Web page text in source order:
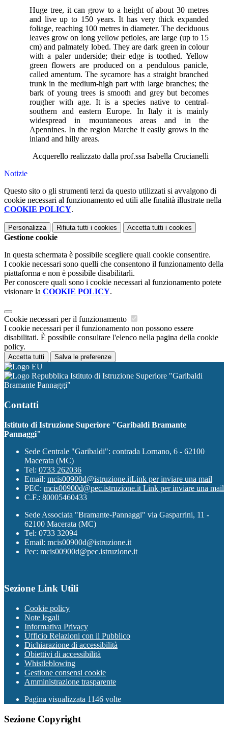
Huge tree, it can grow to a height of about 30 metres
and live up to 150 years. It has very thick expanded
foliage, reaching 100 metres in diameter. The deciduous
leaves grow on long yellow petioles, are large (up to 15
cm) and palmately lobed. They are dark green in colour
with a paler underside; their edge is toothed. Yellow
green flowers are produced on a pendulous panicle,
called amentum. The sycamore has a straight branched
trunk in the medium-high part with large branches; the
bark of young trees is smooth and grey but becomes
rougher with age. It is a species native to central-
southern and eastern Europe. In Italy it is mainly
widespread in mountaneous areas and in the
Apennines. In the region Marche it easily grows in the
inland and hilly areas.
Acquerello realizzato dalla prof.ssa Isabella Crucianelli
Notizie
Questo sito o gli strumenti terzi da questo utilizzati si avvalgono di
cookie necessari al funzionamento ed utili alle finalità illustrate nella
COOKIE POLICY.
Personalizza Rifiuta tutti i cookies Accetta tutti i cookies
Gestione cookie
In questa schermata è possibile scegliere quali cookie consentire.
I cookie necessari sono quelli che consentono il funzionamento della
piattaforma e non è possibile disabilitarli.
Per conoscere quali sono i cookie necessari al funzionamento potete
visionare la COOKIE POLICY.
Cookie necessari per il funzionamento
I cookie necessari per il funzionamento non possono essere
disabilitati. È possibile consultare l'elenco nella pagina della cookie
policy.
Accetta tutti Salva le preferenze
Istituto di Istruzione Superiore "Garibaldi
Bramante Pannaggi"
Contatti
Istituto di Istruzione Superiore "Garibaldi Bramante
Pannaggi"
Sede Centrale "Garibaldi": contrada Lornano, 6 - 62100
Macerata (MC)
Tel: 0733 262036
Email: mcis00900d@istruzione.itLink per inviare una mail
PEC: mcis00900d@pec.istruzione.it Link per inviare una mail
C.F.: 80005460433
Sede Associata "Bramante-Pannaggi" via Gasparrini, 11 -
62100 Macerata (MC)
Tel: 0733 32094
Email: mcis00900d@istruzione.it
Pec: mcis00900d@pec.istruzione.it
Sezione Link Utili
Cookie policy
Note legali
Informativa Privacy
Ufficio Relazioni con il Pubblico
Dichiarazione di accessibilità
Obiettivi di accessibilità
Whistleblowing
Gestione consensi cookie
Amministrazione trasparente
Pagina visualizzata 1146 volte
Sezione Copyright